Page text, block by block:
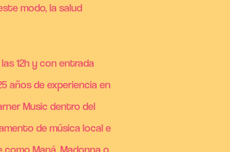
modo, la salud
12h y con entrada
años de experiencia en
Music dentro del
de música local e
Maná, Madonna o